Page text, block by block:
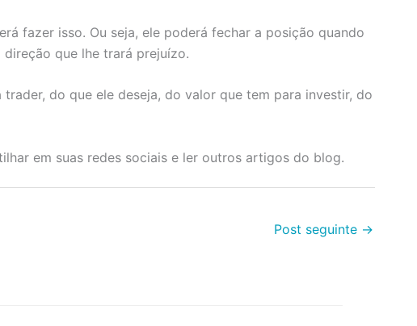
fazer isso. Ou seja, ele poderá fechar a posição quando
que lhe trará prejuízo.
do que ele deseja, do valor que tem para investir, do
em suas redes sociais e ler outros artigos do blog.
Post seguinte →